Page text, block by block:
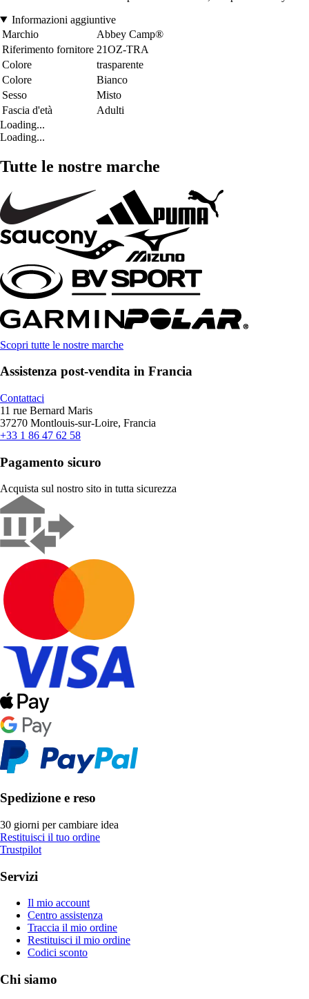
Informazioni aggiuntive
Marchio
Abbey Camp®
Riferimento fornitore 21OZ-TRA
Colore
trasparente
Colore
Bianco
Sesso
Misto
Fascia d'età
Adulti
Loading...
Loading...
Tutte le nostre marche
Scopri tutte le nostre marche
Assistenza post-vendita in Francia
Contattaci
11 rue Bernard Maris
37270 Montlouis-sur-Loire, Francia
+33 1 86 47 62 58
Pagamento sicuro
Acquista sul nostro sito in tutta sicurezza
Spedizione e reso
30 giorni per cambiare idea
Restituisci il tuo ordine
Trustpilot
Servizi
Il mio account
Centro assistenza
Traccia il mio ordine
Restituisci il mio ordine
Codici sconto
Chi siamo